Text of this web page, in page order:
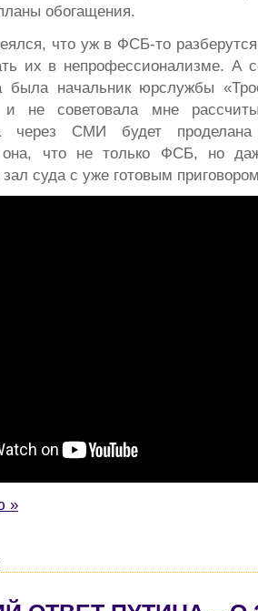
обогащения.
что уж в ФСБ-то
их в непрофессионализме. А
была начальник юрслужбы
и не советовала мне
через СМИ будет проделана
она, что не только ФСБ, но
зал суда с уже готовым
»